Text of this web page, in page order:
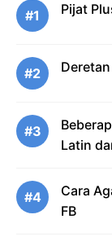
#1 Pijat
#2
#3
Latin
#4
Cara
FB